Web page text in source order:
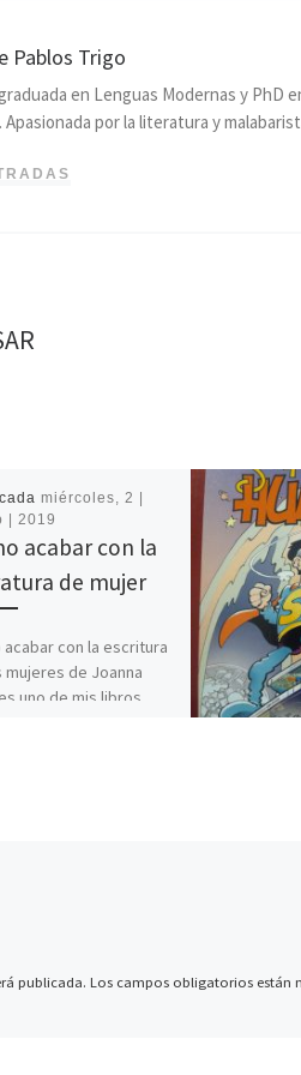
Pablos Trigo
en Lenguas Modernas y
Apasionada por la literatura y
miércoles, 2 |
| 2019
acabar con la
de mujer
acabar con la escritura
mujeres de Joanna
uno de mis libros
publicada. Los campos obligatorios están